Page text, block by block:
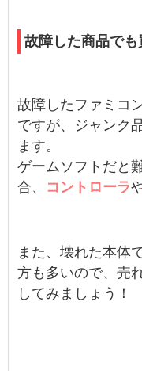
故障した商品でも
故障したファミコ
ですが、ジャンク
ます。
ゲームソフトだと
合、 コントローラ
また、壊れた本体
方も多いので、売
してみましょう！